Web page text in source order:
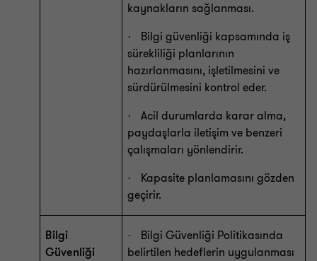
kaynakların sağlanması.
·
Bilgi güvenliği kapsamında iş
sürekliliği planlarının
hazırlanmasını, işletilmesini ve
sürdürülmesini kontrol eder.
·
Acil durumlarda karar alma,
paydaşlarla iletişim ve benzeri
çalışmaları yönlendirir.
·
Kapasite planlamasını gözden
geçirir.
Bilgi
Güvenliği
·
Bilgi Güvenliği Politikasında
belirtilen hedeflerin uygulanması